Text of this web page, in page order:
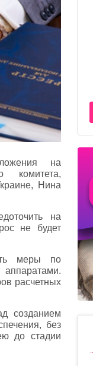
на
комитета,
Нина
на
не будет
меры по
расчетных
созданием
без
до стадии